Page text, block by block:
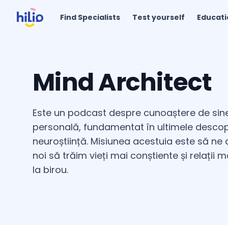
Find Specialists Test yourself
Mind Architect
Este un podcast despre cunoaștere de
personală, fundamentat în ultimele
neuroștiință. Misiunea acestuia este să
noi să trăim vieți mai conștiente și relații
la birou.